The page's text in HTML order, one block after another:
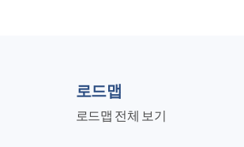
로드맵
로드맵 전체 보기